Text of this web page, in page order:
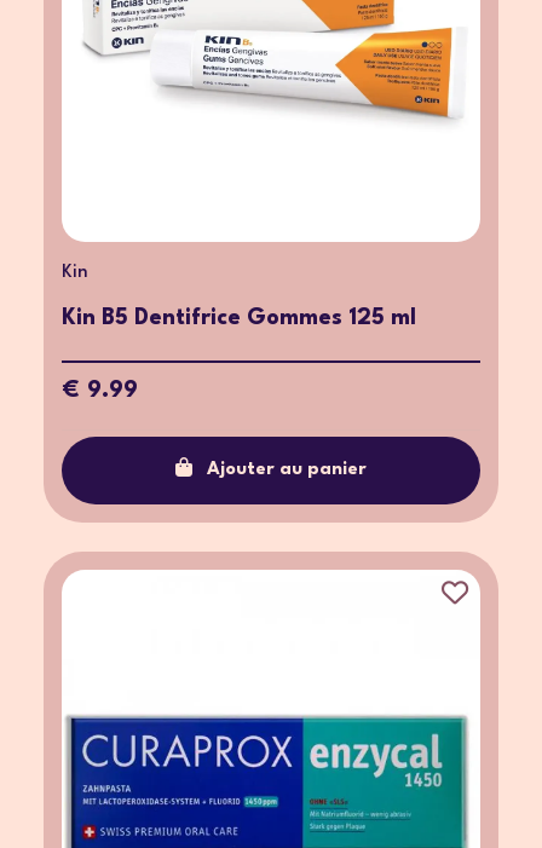
Kin
Kin B5 Dentifrice Gommes 125 ml
€ 9.99
Ajouter au panier